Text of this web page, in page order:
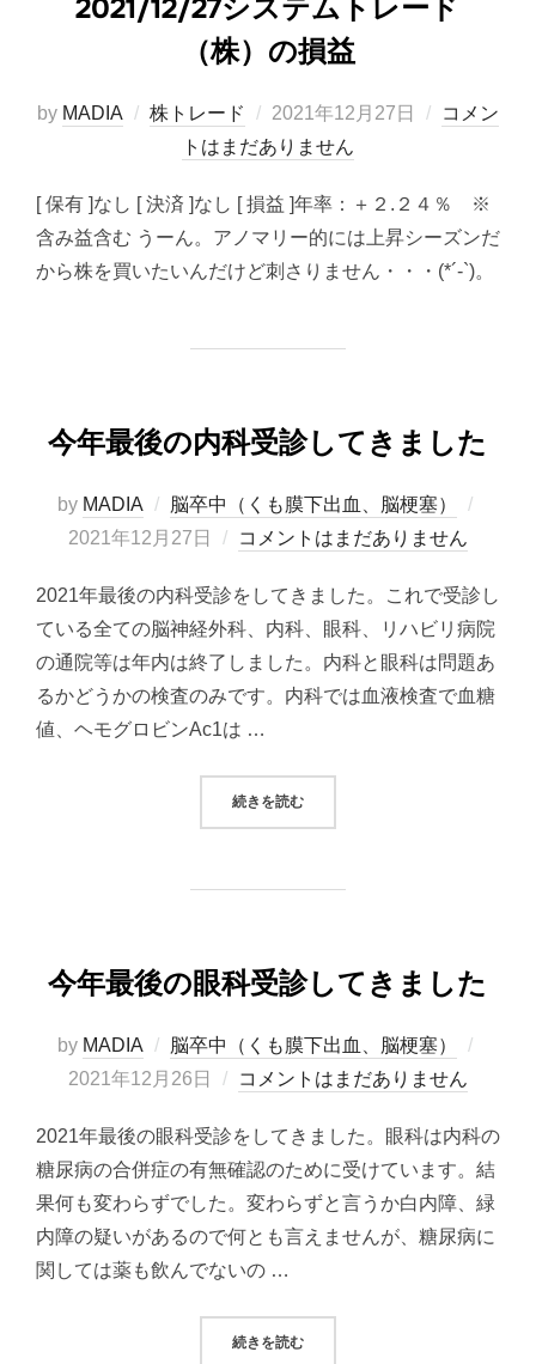
2021/12/27システムトレード
（株）の損益
by MADIA 株トレード
投
稿
2021年12月27日
コメン
トはまだありません
[ 保有 ]なし [ 決済 ]なし [ 損益 ]年率：＋２.２４％ ※
含み益含む うーん。アノマリー的には上昇シーズンだ
から株を買いたいんだけど刺さりません・・・(*´-`)。
今年最後の内科受診してきました
by MADIA 脳卒中（くも膜下出血、脳梗塞）
2021年12月27日 コメントはまだありません
2021年最後の内科受診をしてきました。これで受診し
ている全ての脳神経外科、内科、眼科、リハビリ病院
の通院等は年内は終了しました。内科と眼科は問題あ
るかどうかの検査のみです。内科では血液検査で血糖
値、ヘモグロビンAc1は …
続きを読む“今年最後の内科受診してきました”
今年最後の眼科受診してきました
by MADIA 脳卒中（くも膜下出血、脳梗塞）
2021年12月26日 コメントはまだありません
2021年最後の眼科受診をしてきました。眼科は内科の
糖尿病の合併症の有無確認のために受けています。結
果何も変わらずでした。変わらずと言うか白内障、緑
内障の疑いがあるので何とも言えませんが、糖尿病に
関しては薬も飲んでないの …
続きを読む“今年最後の眼科受診してきました”